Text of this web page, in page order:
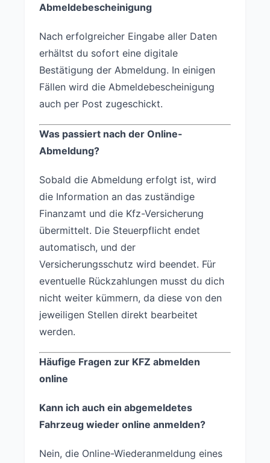
Abmeldebescheinigung
Nach erfolgreicher Eingabe aller Daten
erhältst du sofort eine digitale
Bestätigung der Abmeldung. In einigen
Fällen wird die Abmeldebescheinigung
auch per Post zugeschickt.
Was passiert nach der Online-
Abmeldung?
Sobald die Abmeldung erfolgt ist, wird
die Information an das zuständige
Finanzamt und die Kfz-Versicherung
übermittelt. Die Steuerpflicht endet
automatisch, und der
Versicherungsschutz wird beendet. Für
eventuelle Rückzahlungen musst du dich
nicht weiter kümmern, da diese von den
jeweiligen Stellen direkt bearbeitet
werden.
Häufige Fragen zur KFZ abmelden
online
Kann ich auch ein abgemeldetes
Fahrzeug wieder online anmelden?
Nein, die Online-Wiederanmeldung eines